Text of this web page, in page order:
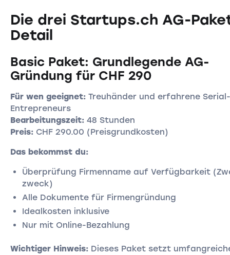
Die drei Startups.ch AG-
Detail
Basic Paket: Grundlegende AG-
Gründung für CHF 290
Für wen geeignet:Treuhänder und erfahrene Serial-
Entrepreneurs
Bearbeitungszeit:48 Stunden
Preis:CHF 290.00 (Preisgrundkosten)
Das bekommst du:
Überprüfung Firmenname auf Verfügbarkeit
zweck)
Alle Dokumente für Firmengründung
Idealkosten inklusive
Nur mit Online-Bezahlung
Wichtiger Hinweis:Dieses Paket setzt